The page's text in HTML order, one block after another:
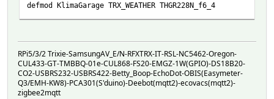
defmod KlimaGarage TRX_WEATHER THGR228N_f6_4
RPi5/3/2 Trixie-SamsungAV_E/N-RFXTRX-IT-RSL-NC5462-Oregon-
CUL433-GT-TMBBQ-01e-CUL868-FS20-EMGZ-1W(GPIO)-DS18B20-
CO2-USBRS232-USBRS422-Betty_Boop-EchoDot-OBIS(Easymeter-
Q3/EMH-KW8)-PCA301(S'duino)-Deebot(mqtt2)-ecovacs(mqtt2)-
zigbee2mqtt